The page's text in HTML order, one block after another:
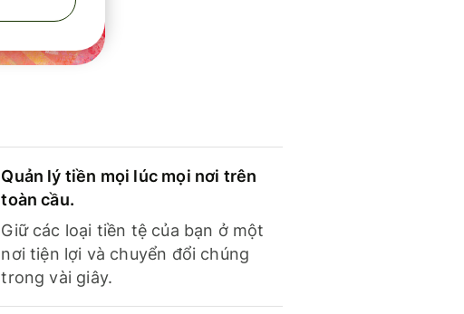
Quản lý tiền mọi lúc mọi nơi trên
toàn cầu.
Giữ các loại tiền tệ của bạn ở một
nơi tiện lợi và chuyển đổi chúng
trong vài giây.